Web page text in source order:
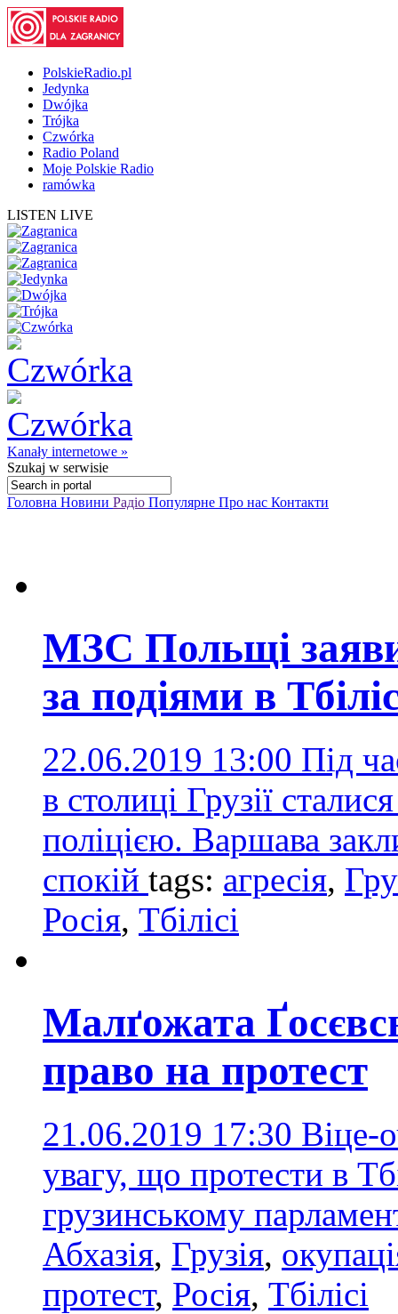
PolskieRadio.pl
Jedynka
Dwójka
Trójka
Czwórka
Radio Poland
Moje Polskie Radio
ramówka
LISTEN LIVE
Kanały internetowe »
Szukaj w serwisie
Головна Новини Радіо Популярне Про нас Контакти
МЗС Польщі
за подіями в
22.06.2019 13:00 Під
в столиці Грузії
поліцією. Варшава
спокій tags: агресія,
Росія, Тбілісі
Малґожата
право на протест
21.06.2019 17:30 Віце-
увагу, що протести в
грузинському
Абхазія, Грузія,
протест, Росія, Тбілісі